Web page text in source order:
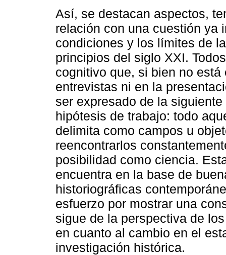
Así, se destacan aspectos,
relación con una cuestión ya
condiciones y los límites de
principios del siglo XXI.
cognitivo que, si bien no
entrevistas ni en la
ser expresado de la
hipótesis de trabajo: todo
delimita como campos u
reencontrarlos
posibilidad como ciencia.
encuentra en la base de
historiográficas
esfuerzo por mostrar una
sigue de la perspectiva de
en cuanto al cambio en el
investigación histórica.